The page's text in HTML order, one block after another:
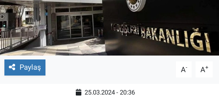
Paylaş A- A+
25.03.2024 - 20:36